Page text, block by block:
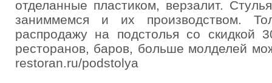
отделанные пластиком, верзалит.
заниммемся и их производством.
распродажу на подстолья со скидкой
ресторанов, баров, больше молделей
restoran.ru/podstolya